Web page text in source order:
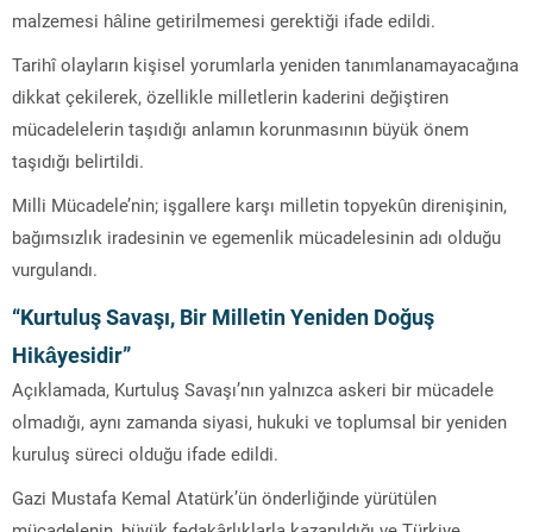
malzemesi hâline getirilmemesi gerektiği ifade edildi.
Tarihî olayların kişisel yorumlarla yeniden tanımlanamayacağına
dikkat çekilerek, özellikle milletlerin kaderini değiştiren
mücadelelerin taşıdığı anlamın korunmasının büyük önem
taşıdığı belirtildi.
Milli Mücadele’nin; işgallere karşı milletin topyekûn direnişinin,
bağımsızlık iradesinin ve egemenlik mücadelesinin adı olduğu
vurgulandı.
“Kurtuluş Savaşı, Bir Milletin Yeniden Doğuş
Hikâyesidir”
Açıklamada, Kurtuluş Savaşı’nın yalnızca askeri bir mücadele
olmadığı, aynı zamanda siyasi, hukuki ve toplumsal bir yeniden
kuruluş süreci olduğu ifade edildi.
Gazi Mustafa Kemal Atatürk’ün önderliğinde yürütülen